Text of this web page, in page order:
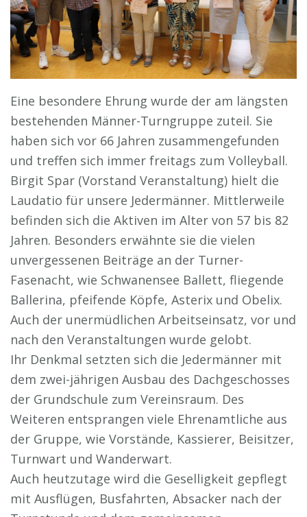
Eine besondere Ehrung wurde der am längsten
bestehenden Männer-Turngruppe zuteil. Sie
haben sich vor 66 Jahren zusammengefunden
und treffen sich immer freitags zum Volleyball.
Birgit Spar (Vorstand Veranstaltung) hielt die
Laudatio für unsere Jedermänner. Mittlerweile
befinden sich die Aktiven im Alter von 57 bis 82
Jahren. Besonders erwähnte sie die vielen
unvergessenen Beiträge an der Turner-
Fasenacht, wie Schwanensee Ballett, fliegende
Ballerina, pfeifende Köpfe, Asterix und Obelix.
Auch der unermüdlichen Arbeitseinsatz, vor und
nach den Veranstaltungen wurde gelobt.
Ihr Denkmal setzten sich die Jedermänner mit
dem zwei-jährigen Ausbau des Dachgeschosses
der Grundschule zum Vereinsraum. Des
Weiteren entsprangen viele Ehrenamtliche aus
der Gruppe, wie Vorstände, Kassierer, Beisitzer,
Turnwart und Wanderwart.
Auch heutzutage wird die Geselligkeit gepflegt
mit Ausflügen, Busfahrten, Absacker nach der